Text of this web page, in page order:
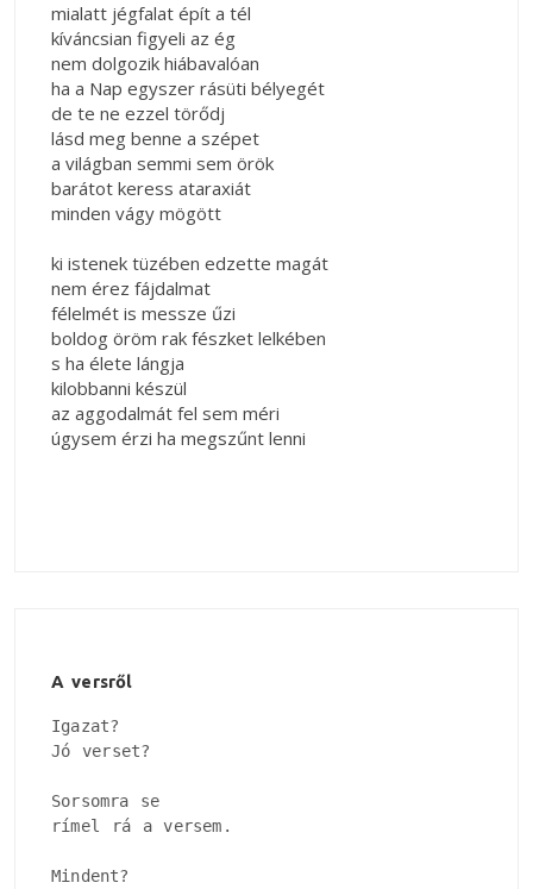
mialatt jégfalat épít a tél
kíváncsian figyeli az ég
nem dolgozik hiábavalóan
ha a Nap egyszer rásüti bélyegét
de te ne ezzel törődj
lásd meg benne a szépet
a világban semmi sem örök
barátot keress ataraxiát
minden vágy mögött
ki istenek tüzében edzette magát
nem érez fájdalmat
félelmét is messze űzi
boldog öröm rak fészket lelkében
s ha élete lángja
kilobbanni készül
az aggodalmát fel sem méri
úgysem érzi ha megszűnt lenni
A versről
Igazat?
Jó verset?
Sorsomra se
rímel rá a versem.
Mindent?